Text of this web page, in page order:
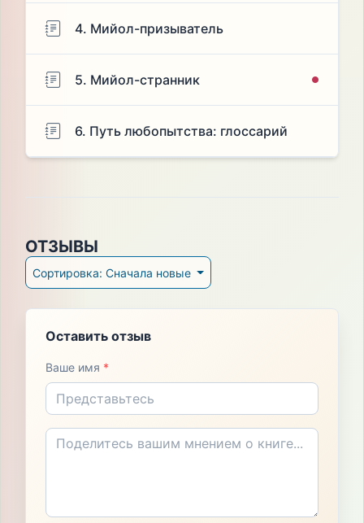
4. Мийол-призыватель
5. Мийол-странник
6. Путь любопытства: глоссарий
ОТЗЫВЫ
Сортировка: Сначала новые
Оставить отзыв
Ваше имя *